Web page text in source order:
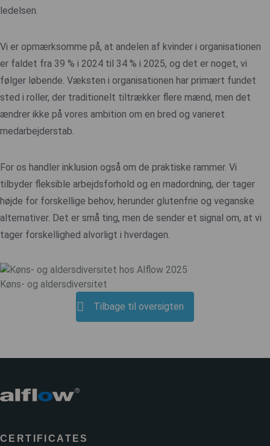
ledelsen.
Vi er opmærksomme på, at andelen af kvinder i organisationen
er faldet fra 39 % i 2024 til 34 % i 2025, og det er noget, vi
følger løbende. Væksten i organisationen har primært fundet
sted i roller, der traditionelt tiltrækker flere mænd, men det
ændrer ikke på vores ambition om en bred og varieret
medarbejderstab.
For os handler inklusion også om de praktiske rammer. Vi
tilbyder fleksible arbejdsforhold og en madordning, der tager
højde for forskellige behov, herunder glutenfrie og veganske
alternativer. Det er små ting, men de sender et signal om, at vi
tager forskellighed alvorligt i hverdagen.
Køns- og aldersdiversitet
Tilbage til oversigten
CERTIFICATES